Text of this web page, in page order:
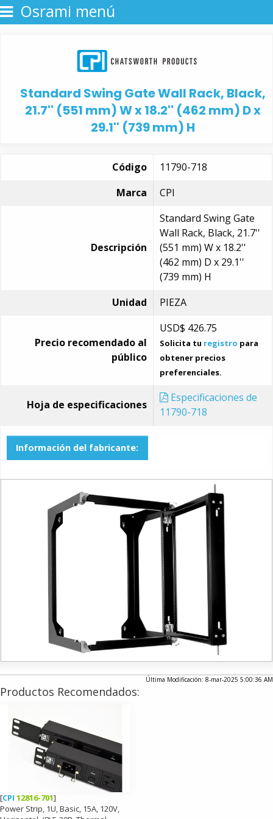
Osrami menú
Standard Swing Gate Wall Rack, Black,
21.7'' (551 mm) W x 18.2'' (462 mm) D x
29.1'' (739 mm) H
Código
11790-718
Marca
CPI
Descripción
Standard Swing Gate
Wall Rack, Black, 21.7''
(551 mm) W x 18.2''
(462 mm) D x 29.1''
(739 mm) H
Unidad
PIEZA
Precio recomendado al
público
USD$ 426.75
Solicita tu registro para
obtener precios
preferenciales.
Hoja de especificaciones
Especificaciones de
11790-718
Información del fabricante:
Última Modificación: 8-mar-2025 5:00:36 AM
Productos Recomendados:
[CPI 12816-701]
Power Strip, 1U, Basic, 15A, 120V,